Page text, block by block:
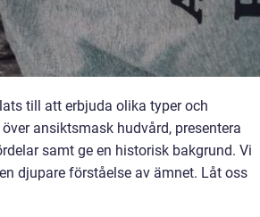
till att erbjuda olika typer och
ansiktsmask hudvård, presentera
samt ge en historisk bakgrund. Vi
djupare förståelse av ämnet. Låt oss